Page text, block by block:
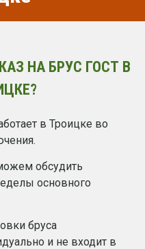
НА БРУС ГОСТ В
в Троицке во
обсудить
основного
бруса
и не входит в